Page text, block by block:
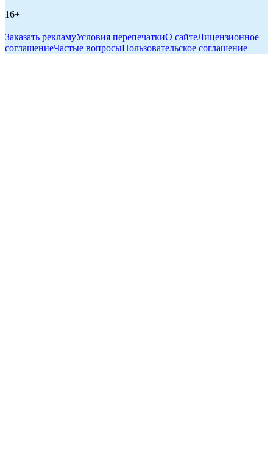
16+
Заказать рекламуУсловия перепечаткиО сайтеЛицензионное
соглашениеЧастые вопросыПользовательское соглашение